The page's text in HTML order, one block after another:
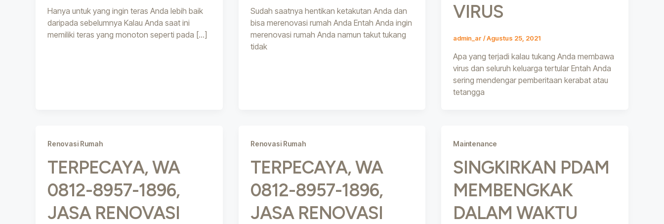
Hanya untuk yang ingin teras Anda lebih baik
daripada sebelumnya Kalau Anda saat ini
memiliki teras yang monoton seperti pada […]
Sudah saatnya hentikan ketakutan Anda dan
bisa merenovasi rumah Anda Entah Anda ingin
merenovasi rumah Anda namun takut tukang
tidak
VIRUS
admin_ar/Agustus 25, 2021
Apa yang terjadi kalau tukang Anda membawa
virus dan seluruh keluarga tertular Entah Anda
sering mendengar pemberitaan kerabat atau
tetangga
Renovasi Rumah
TERPECAYA, WA
0812-8957-1896,
JASA RENOVASI
Renovasi Rumah
TERPECAYA, WA
0812-8957-1896,
JASA RENOVASI
Maintenance
SINGKIRKAN PDAM
MEMBENGKAK
DALAM WAKTU